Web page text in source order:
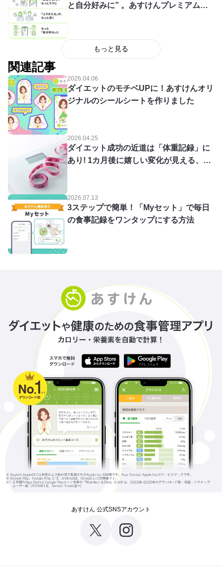
と自分好みに” 。あすけんプレミアムの
もっと見る
関連記事
2026.04.06
ダイエットのモチベUPに！あすけんオリ
ジナルのシールシートを作りました
2026.04.25
ダイエット成功の近道は「体重記録」に
あり! 1カ月後に嬉しい変化が見える、朝
2026.07.13
3ステップで簡単！「Myセット」で毎日
の食事記録をワンタップにする方法
あすけん 公式SNSアカウント